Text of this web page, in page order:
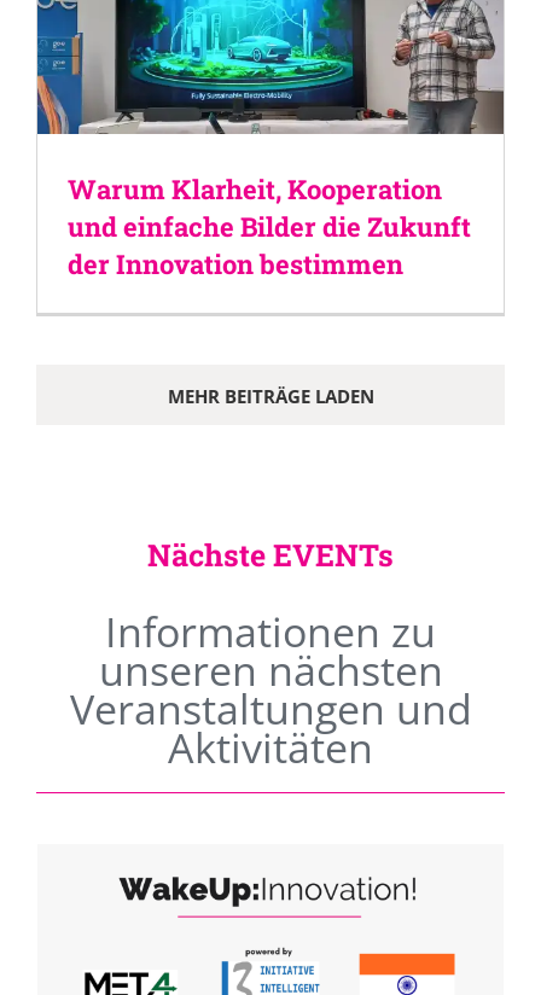
Warum Klarheit, Kooperation
und einfache Bilder die Zukunft
der Innovation bestimmen
MEHR BEITRÄGE LADEN
Nächste EVENTs
Informationen zu
unseren nächsten
Veranstaltungen und
Aktivitäten